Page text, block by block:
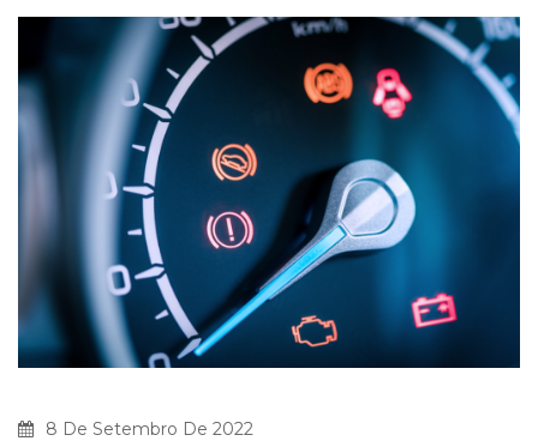
8 De Setembro De 2022